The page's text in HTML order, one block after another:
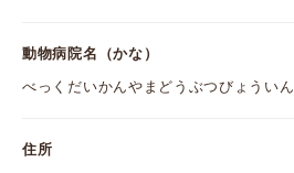
動物病院名（かな）
べっくだいかんやまどうぶつびょういん
住所